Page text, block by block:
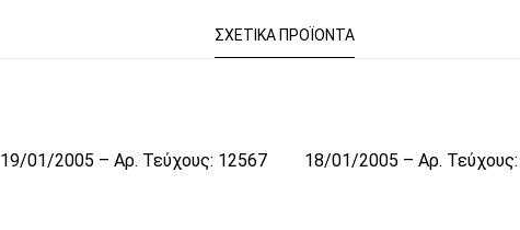
ΣΧΕΤΙΚΆ ΠΡΟΪΌΝΤΑ
19/01/2005 – Αρ. Τεύχους: 12567 18/01/2005 – Αρ.